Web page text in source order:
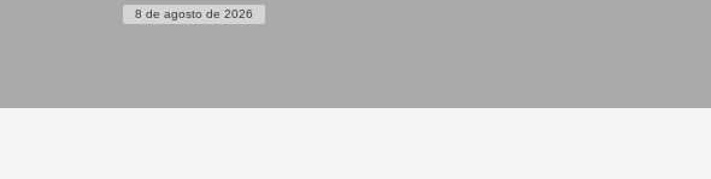
8 de agosto de 2026